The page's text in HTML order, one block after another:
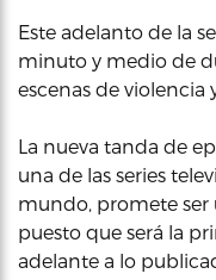
Este adelanto de la
minuto y medio de
escenas de violencia
La nueva tanda de
una de las series
mundo, promete ser
puesto que será la
adelante a lo